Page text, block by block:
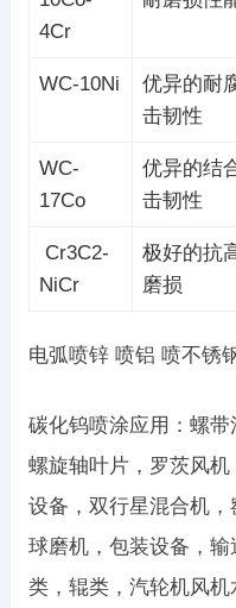
4Cr
WC-10Ni
优异的耐
击韧性
WC-
17Co
优异的结
击韧性
Cr3C2-
NiCr
极好的抗
磨损
电弧喷锌 喷铝 喷不锈
碳化钨喷涂应用：螺带
螺旋轴叶片，罗茨风
设备，双行星混合机，
球磨机，包装设备，
类，辊类，汽轮机风